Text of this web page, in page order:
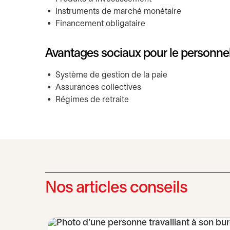
Instruments de marché monétaire
Financement obligataire
Avantages sociaux pour le
Système de gestion de la paie
Assurances collectives
Régimes de retraite
Nos articles conseils